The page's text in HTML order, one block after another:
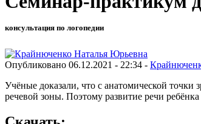
консультация по логопедии
Опубликовано 06.12.2021 - 22:34 -
Учёные доказали, что с анатомической точки
речевой зоны. Поэтому развитие речи